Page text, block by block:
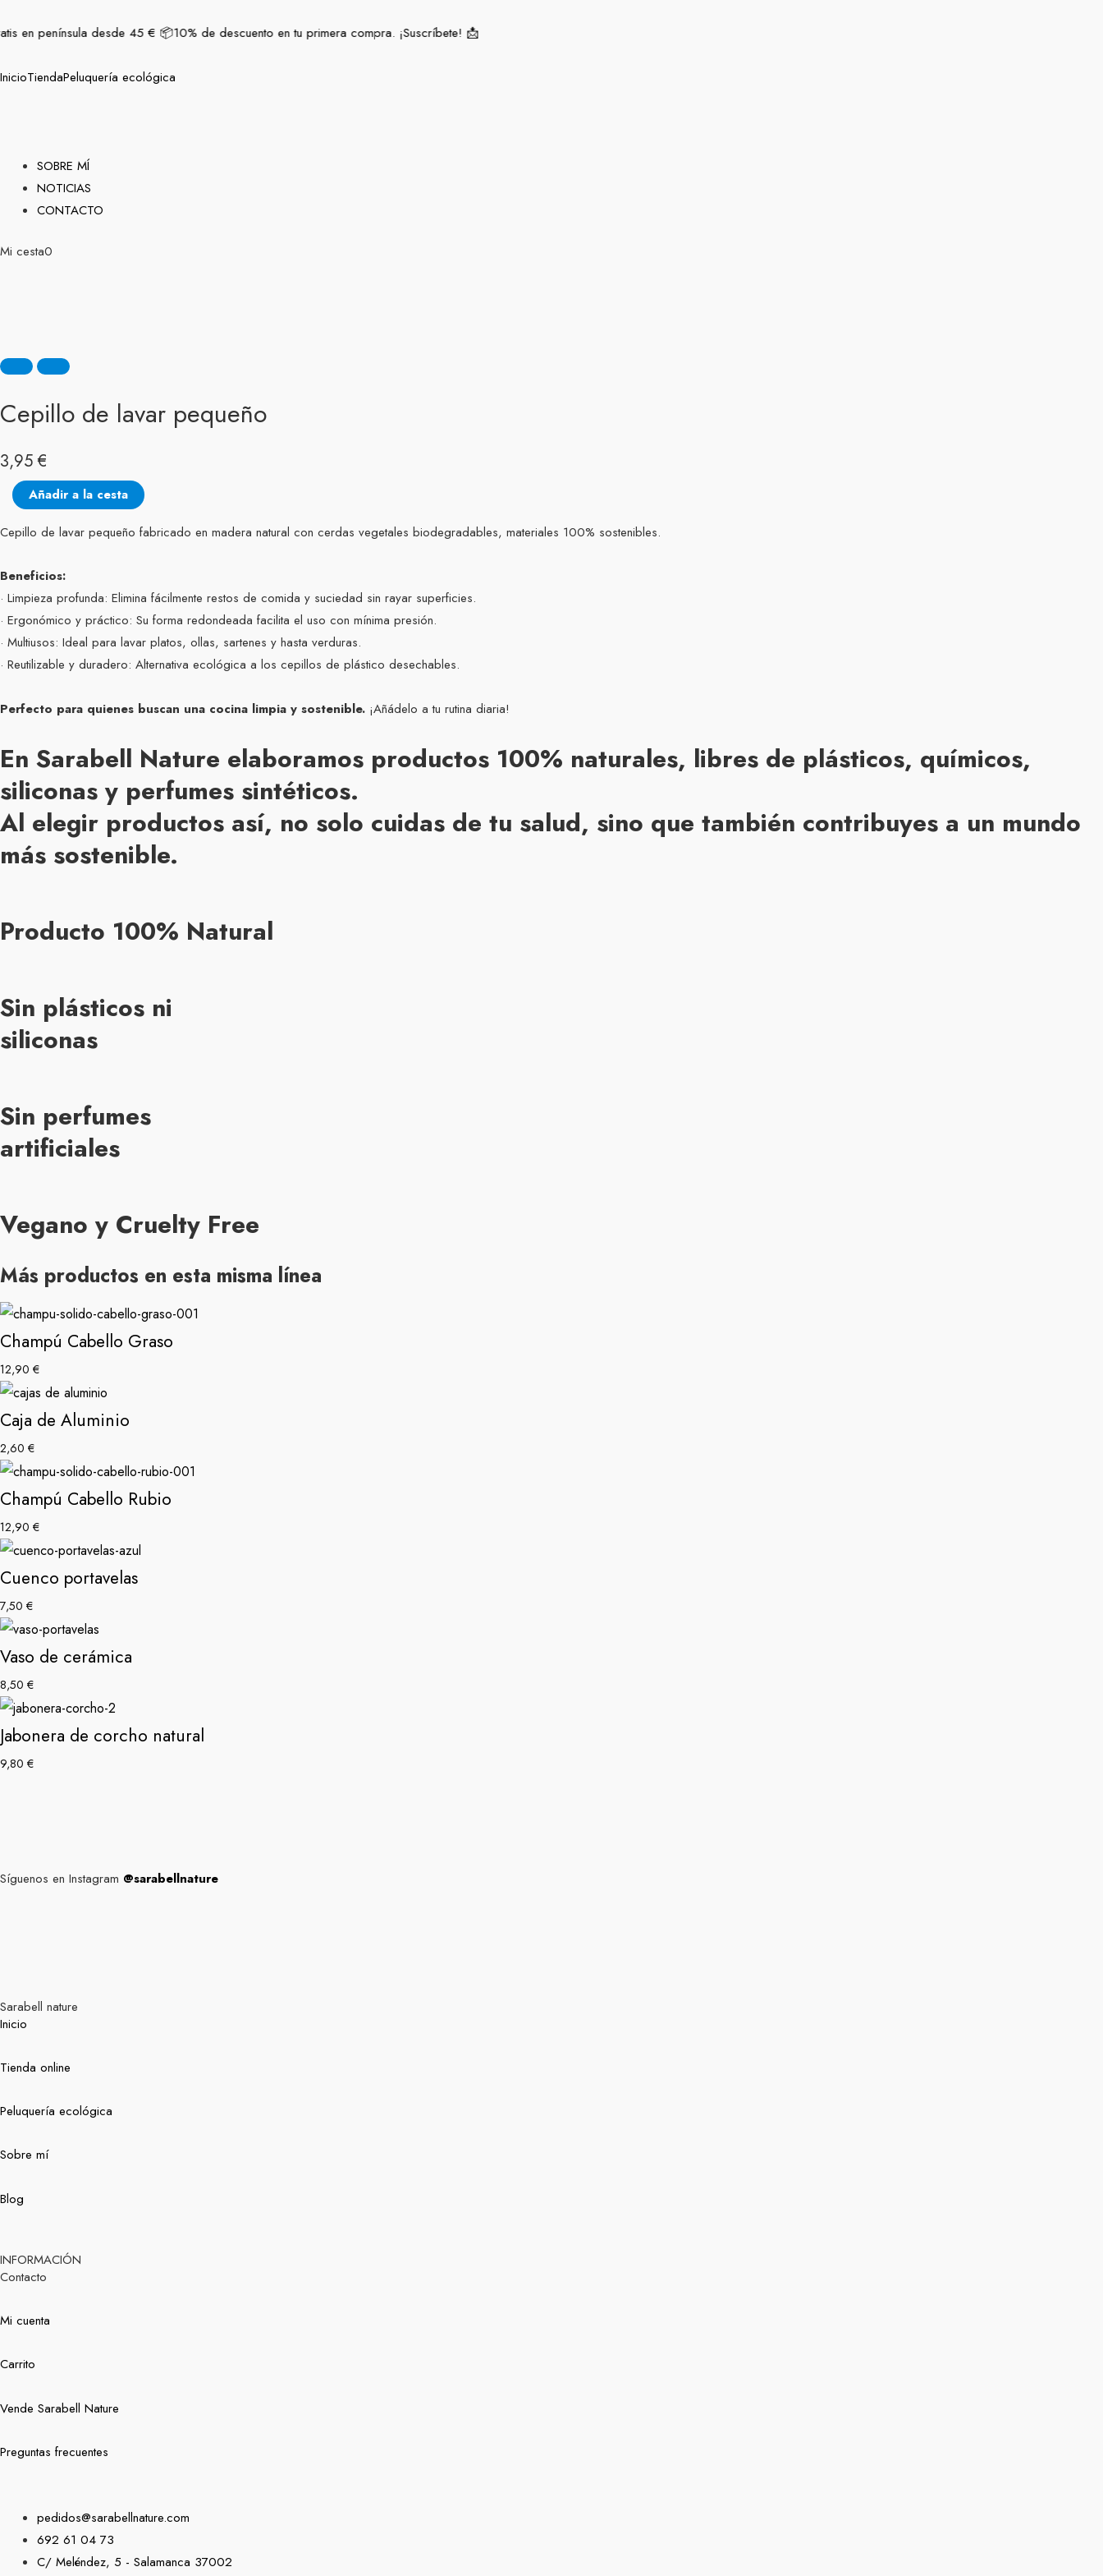
al
en península desde 45 € 📦10% de descuento en tu primera compra. ¡Suscríbete! 📩​
InicioTiendaPeluquería ecológica
SOBRE MÍ
NOTICIAS
CONTACTO
Mi cesta0
Cepillo de lavar pequeño
3,95€
Cepillo
lavar
cantidad
Añadir a la cesta
Cepillo de lavar pequeño fabricado en madera natural con cerdas vegetales biodegradables, materiales 100% sostenibles.
Beneficios:
· Limpieza profunda: Elimina fácilmente restos de comida y suciedad sin rayar superficies.
· Ergonómico y práctico: Su forma redondeada facilita el uso con mínima presión.
· Multiusos: Ideal para lavar platos, ollas, sartenes y hasta verduras.
· Reutilizable y duradero: Alternativa ecológica a los cepillos de plástico desechables.
Perfecto para quienes buscan una cocina limpia y sostenible. ¡Añádelo a tu rutina diaria!
En Sarabell Nature elaboramos productos 100% naturales, libres de plásticos, químicos,
siliconas y perfumes sintéticos.
Al elegir productos así, no solo cuidas de tu salud, sino que también contribuyes a un mundo
más sostenible.
Producto 100% Natural
Sin plásticos ni
siliconas
Sin perfumes
artificiales
Vegano y Cruelty Free
Más productos en esta misma línea
Champú Cabello Graso
12,90 €
Caja de Aluminio
2,60 €
Champú Cabello Rubio
12,90 €
Cuenco portavelas
7,50 €
Vaso de cerámica
8,50 €
Jabonera de corcho natural
9,80 €
Síguenos en Instagram @sarabellnature
Sarabell nature
Inicio
Tienda online
Peluquería ecológica
Sobre mí
Blog
INFORMACIÓN
Contacto
Mi cuenta
Carrito
Vende Sarabell Nature
Preguntas frecuentes
pedidos@sarabellnature.com
692 61 04 73
C/ Meléndez, 5 - Salamanca 37002